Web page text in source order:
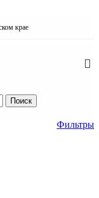
крае
Поиск
Фильтры